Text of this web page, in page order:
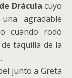
Drácula cuyo
agradable
cuando rodó
taquilla de la
junto a Greta